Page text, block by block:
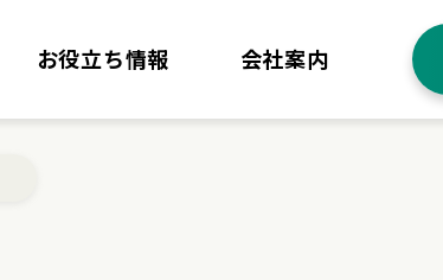
お役立ち情報 会社案内